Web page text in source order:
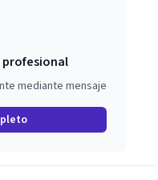
profesional
mediante mensaje